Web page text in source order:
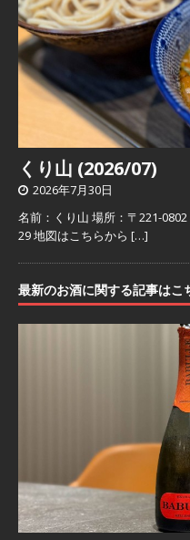
くり山 (2026/07)
2026年7月30日
名前：くり山 場所：〒221-
29 地図はこちらから […]
最新のお酒に関する記事はこ